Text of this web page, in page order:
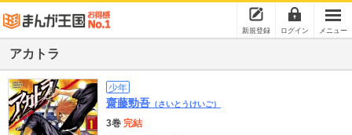
新規登録 ログイン メニュー
アカトラ
少年
齋藤勁吾 （さいとうけいご）
3巻 完結